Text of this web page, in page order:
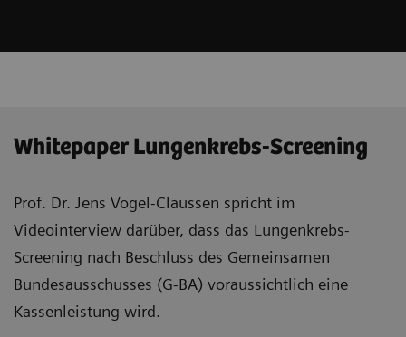
Whitepaper Lungenkrebs-Screening
Prof. Dr. Jens Vogel-Claussen spricht im
Videointerview darüber, dass das Lungenkrebs-
Screening nach Beschluss des Gemeinsamen
Bundesausschusses (G-BA) voraussichtlich eine
Kassenleistung wird.